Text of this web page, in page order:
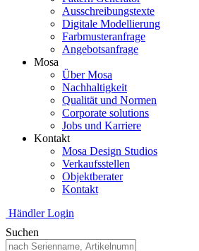
Ausschreibungstexte
Digitale Modellierung
Farbmusteranfrage
Angebotsanfrage
Mosa
Über Mosa
Nachhaltigkeit
Qualität und Normen
Corporate solutions
Jobs und Karriere
Kontakt
Mosa Design Studios
Verkaufsstellen
Objektberater
Kontakt
Händler Login
Suchen